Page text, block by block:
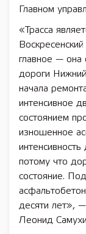
Главном
«Трасса
главное — она
дороги
начала
интенсивное
состоянием
изношенное
потому что
состояние.
десяти лет»,
Леонид